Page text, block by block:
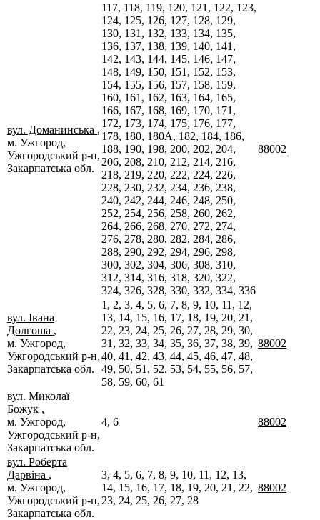
вул. Доманинська ,
м. Ужгород,
Ужгородський р-н,
Закарпатська обл.
117, 118, 119, 120, 121, 122, 123,
124, 125, 126, 127, 128, 129,
130, 131, 132, 133, 134, 135,
136, 137, 138, 139, 140, 141,
142, 143, 144, 145, 146, 147,
148, 149, 150, 151, 152, 153,
154, 155, 156, 157, 158, 159,
160, 161, 162, 163, 164, 165,
166, 167, 168, 169, 170, 171,
172, 173, 174, 175, 176, 177,
178, 180, 180А, 182, 184, 186,
188, 190, 198, 200, 202, 204,
206, 208, 210, 212, 214, 216,
218, 219, 220, 222, 224, 226,
228, 230, 232, 234, 236, 238,
240, 242, 244, 246, 248, 250,
252, 254, 256, 258, 260, 262,
264, 266, 268, 270, 272, 274,
276, 278, 280, 282, 284, 286,
288, 290, 292, 294, 296, 298,
300, 302, 304, 306, 308, 310,
312, 314, 316, 318, 320, 322,
324, 326, 328, 330, 332, 334, 336
88002
вул. Івана
Долгоша ,
м. Ужгород,
Ужгородський р-н,
Закарпатська обл.
1, 2, 3, 4, 5, 6, 7, 8, 9, 10, 11, 12,
13, 14, 15, 16, 17, 18, 19, 20, 21,
22, 23, 24, 25, 26, 27, 28, 29, 30,
31, 32, 33, 34, 35, 36, 37, 38, 39,
40, 41, 42, 43, 44, 45, 46, 47, 48,
49, 50, 51, 52, 53, 54, 55, 56, 57,
58, 59, 60, 61
88002
вул. Миколаї
Божук ,
м. Ужгород,
Ужгородський р-н,
Закарпатська обл.
4, 6 88002
вул. Роберта
Дарвіна ,
м. Ужгород,
Ужгородський р-н,
Закарпатська обл.
3, 4, 5, 6, 7, 8, 9, 10, 11, 12, 13,
14, 15, 16, 17, 18, 19, 20, 21, 22,
23, 24, 25, 26, 27, 28
88002